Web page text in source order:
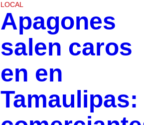
LOCAL
Apagones
salen caros
en en
Tamaulipas: